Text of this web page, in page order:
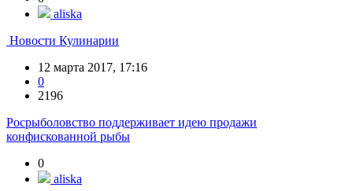
aliska
Новости Кулинарии
12 марта 2017, 17:16
0
2196
Росрыболовство поддерживает идею продажи
конфискованной рыбы
0
aliska